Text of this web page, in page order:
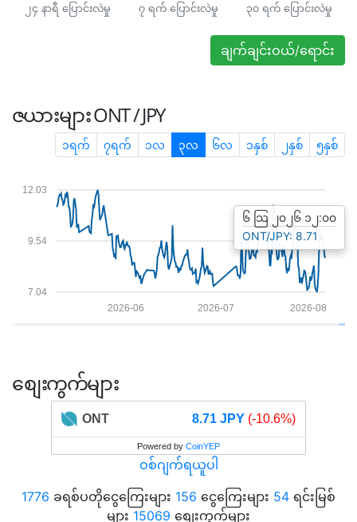
၂၄ နာရီ ပြောင်းလဲမှု ၇ ရက် ပြောင်းလဲမှု ၃၀ ရက် ပြောင်းလဲမှု
ချက်ချင်းဝယ်/ရောင်း
ဇယားများONT / JPY
၁ရက် ၇ရက် ၁လ ၃လ ၆လ ၁နှစ် ၂နှစ် ၅နှစ်
7.04
9.54
12.03
2026-08
2026-07
2026-06
၆ သြ ၂၀၂၆ ၁၂:၀၀
ONT/JPY: 8.71
စျေးကွက်များ
ONT 8.71 JPY (-10.6%)
Powered by CoinYEP
ဝစ်ဂျက်ရယူပါ
1776 ခရစ်ပတိုငွေကြေးများ 156 ငွေကြေးများ 54 ရင်းမြစ်
များ 15069 စျေးကွက်များ